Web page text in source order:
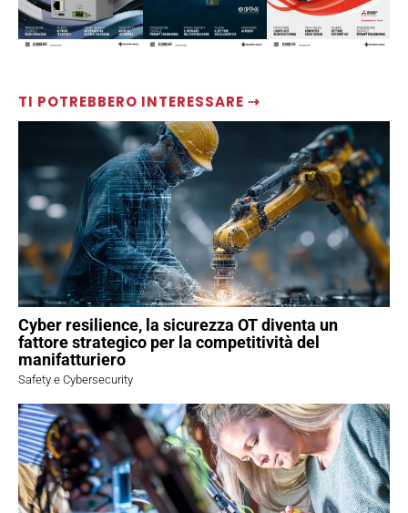
TI POTREBBERO INTERESSARE ⇢
Cyber resilience, la sicurezza OT diventa un
fattore strategico per la competitività del
manifatturiero
Safety e Cybersecurity